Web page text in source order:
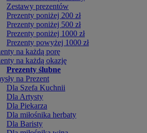
Zestawy prezentów
Prezenty poniżej 200 zł
Prezenty poniżej 500 zł
Prezenty poniżej 1000 zł
Prezenty powyżej 1000 zł
na każdą porę
na każdą okazję
Prezenty ślubne
na Prezent
Dla Szefa Kuchnii
Dla Artysty
Dla Piekarza
Dla miłośnika herbaty
Dla Baristy